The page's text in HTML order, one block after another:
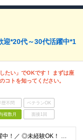
迎*20代～30代活躍中*1
たい」でOKです！ まずは座
コトを知ってください。
歴不問 ベテランOK
複数月 面接1回
＼20代中心に若手が活躍中！／ ◎未経験OK！ ◎第二新卒歓迎！ ◎社労士知識が0でも大丈夫！ ※大卒以上（学部・学科不問）